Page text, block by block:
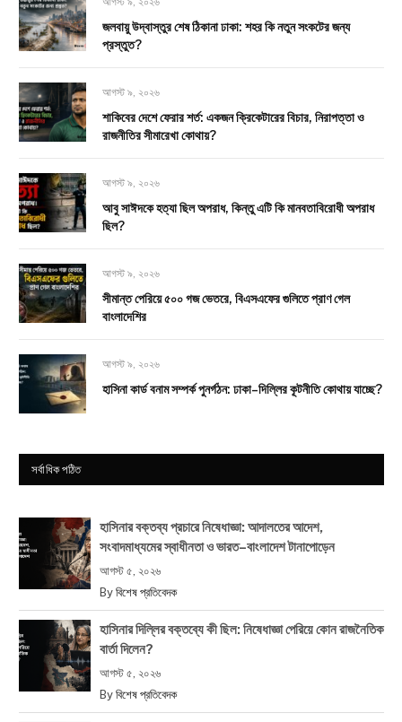
জলবায়ু উদ্বাস্তুর শেষ ঠিকানা ঢাকা: শহর কি নতুন সংকটের জন্য
প্রস্তুত?
আগস্ট ৯, ২০২৬
শাকিবের দেশে ফেরার শর্ত: একজন ক্রিকেটারের বিচার, নিরাপত্তা ও
রাজনীতির সীমারেখা কোথায়?
আগস্ট ৯, ২০২৬
আবু সাঈদকে হত্যা ছিল অপরাধ, কিন্তু এটি কি মানবতাবিরোধী অপরাধ
ছিল?
আগস্ট ৯, ২০২৬
সীমান্ত পেরিয়ে ৫০০ গজ ভেতরে, বিএসএফের গুলিতে প্রাণ গেল
বাংলাদেশির
আগস্ট ৯, ২০২৬
হাসিনা কার্ড বনাম সম্পর্ক পুনর্গঠন: ঢাকা–দিল্লির কূটনীতি কোথায় যাচ্ছে?
সর্বাধিক পঠিত
হাসিনার বক্তব্য প্রচারে নিষেধাজ্ঞা: আদালতের আদেশ,
সংবাদমাধ্যমের স্বাধীনতা ও ভারত–বাংলাদেশ টানাপোড়েন
আগস্ট ৫, ২০২৬
By বিশেষ প্রতিবেদক
হাসিনার দিল্লির বক্তব্যে কী ছিল: নিষেধাজ্ঞা পেরিয়ে কোন রাজনৈতিক
বার্তা দিলেন?
আগস্ট ৫, ২০২৬
By বিশেষ প্রতিবেদক